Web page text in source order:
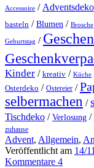
Accessoire / Adventsdeko
basteln /Blumen / Brosche
Geburtstag /
Kinder / kreativ / Küche
Osterdeko / Ostereier /
selbermachen /
Tischdeko /Verlosung /
zuhause
Advent, Allgemein,
Veröffentlicht am 14/
Kommentare 4